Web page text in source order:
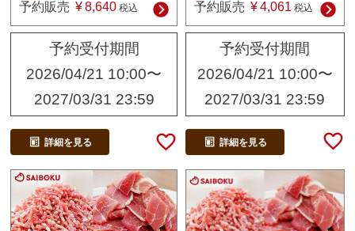
予約販売 ¥ 8,640 税込
予約受付期間
2026/04/21 10:00〜
2027/03/31 23:59
詳細を見る
予約販売 ¥4,061 税込
予約受付期間
2026/04/21 10:00〜
2027/03/31 23:59
詳細を見る